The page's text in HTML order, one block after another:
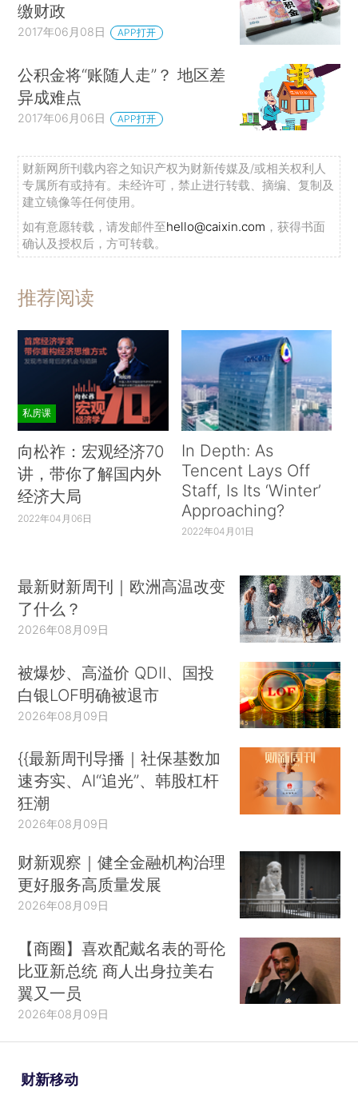
缴财政
2017年06月08日 APP打开
公积金将“账随人走”？ 地区差
异成难点
2017年06月06日 APP打开
财新网所刊载内容之知识产权为财新传媒及/或相关权利人
专属所有或持有。未经许可，禁止进行转载、摘编、复制及
建立镜像等任何使用。
如有意愿转载，请发邮件至hello@caixin.com ，获得书面
确认及授权后，方可转载。
推荐阅读
私房课
向松祚：宏观经济70
讲，带你了解国内外
经济大局
2022年04月06日
In Depth: As
Tencent Lays Off
Staff, Is Its ‘Winter’
Approaching?
2022年04月01日
最新财新周刊｜欧洲高温改变
了什么？
2026年08月09日
被爆炒、高溢价 QDII、国投
白银LOF明确被退市
2026年08月09日
{{最新周刊导播｜社保基数加
速夯实、AI“追光”、韩股杠杆
狂潮
2026年08月09日
财新观察｜健全金融机构治理
更好服务高质量发展
2026年08月09日
【商圈】喜欢配戴名表的哥伦
比亚新总统 商人出身拉美右
翼又一员
2026年08月09日
财新移动